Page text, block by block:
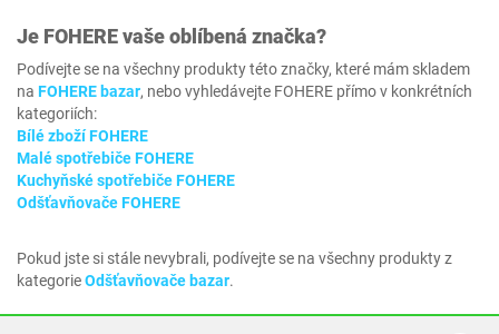
Je FOHEREvaše oblíbená značka?
Podívejte se na všechny produkty této značky, které mám skladem
na FOHERE bazar, nebo vyhledávejte FOHERE přímo v konkrétních
kategoriích:
Bílé zboží FOHERE
Malé spotřebiče FOHERE
Kuchyňské spotřebiče FOHERE
Odšťavňovače FOHERE
Pokud jste si stále nevybrali, podívejte se na všechny produkty z
kategorieOdšťavňovače bazar.